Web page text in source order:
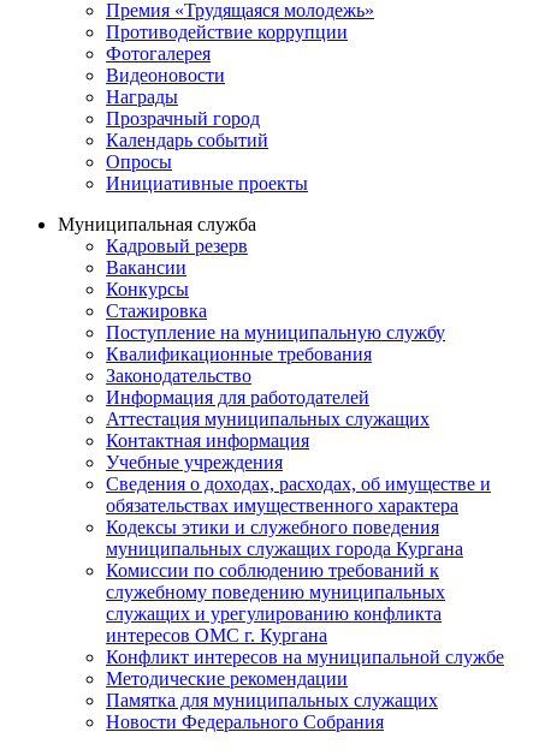
Премия «Трудящаяся молодежь»
Противодействие коррупции
Фотогалерея
Видеоновости
Награды
Прозрачный город
Календарь событий
Опросы
Инициативные проекты
Муниципальная служба
Кадровый резерв
Вакансии
Конкурсы
Стажировка
Поступление на муниципальную службу
Квалификационные требования
Законодательство
Информация для работодателей
Аттестация муниципальных служащих
Контактная информация
Учебные учреждения
Сведения о доходах, расходах, об имуществе и
обязательствах имущественного характера
Кодексы этики и служебного поведения
муниципальных служащих города Кургана
Комиссии по соблюдению требований к
служебному поведению муниципальных
служащих и урегулированию конфликта
интересов ОМС г. Кургана
Конфликт интересов на муниципальной службе
Методические рекомендации
Памятка для муниципальных служащих
Новости Федерального Cобрания